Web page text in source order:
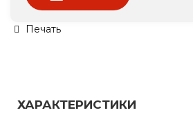
Печать
ХАРАКТЕРИСТИКИ